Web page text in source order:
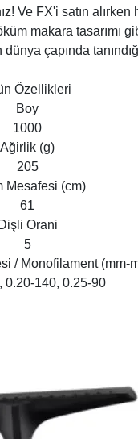
FX'i satın
makara tasarımı
çapında
Özellikleri
Boy
1000
Ağirlik (g)
205
Mesafesi (cm)
61
Dişli Orani
5
/ Monofilament (mm-
0.20-140, 0.25-90